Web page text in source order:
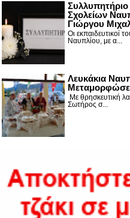
Σχολείων
Γιώργου
Οι εκπαιδευτικοί
Ναυπλίου, με α...
Λευκάκια
Με θρησκευτική
Σωτήρος σ...